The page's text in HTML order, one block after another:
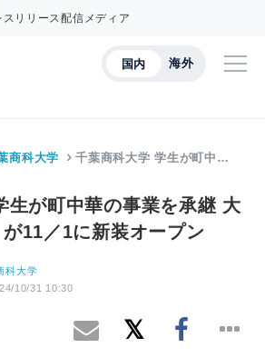
リリース配信メディア
国内 海外
商科大学 千葉商科大学 学生が町中…
生が町中華の事業を承継 大
11／1に新装オープン
科大学
10/31 10:30